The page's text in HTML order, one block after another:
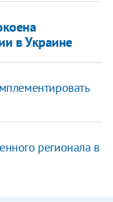
в Украине
регионала в